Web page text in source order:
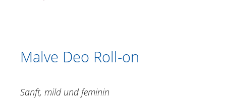
Aromatherapie
Spezialitäten
Malve Deo Roll-on
Sanft, mild und feminin